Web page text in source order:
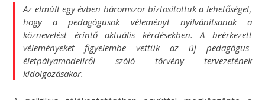
Az elmúlt egy évben háromszor biztosítottuk a lehetőséget,
hogy a pedagógusok véleményt nyilvánítsanak a
köznevelést érintő aktuális kérdésekben. A beérkezett
véleményeket figyelembe vettük az új pedagógus-
életpályamodellről szóló törvény tervezetének
kidolgozásakor.